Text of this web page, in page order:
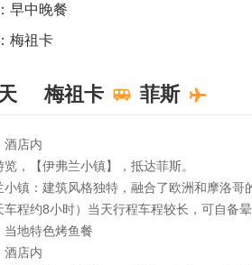
早中晚餐
梅祖卡
梅祖卡 菲斯
酒店内
览，【伊弗兰小镇】，抵达菲斯。
小镇：建筑风格独特，融合了欧洲和摩洛哥
车程约8小时）当天行程车程较长，可自备晕
当地特色烤鱼餐
酒店内